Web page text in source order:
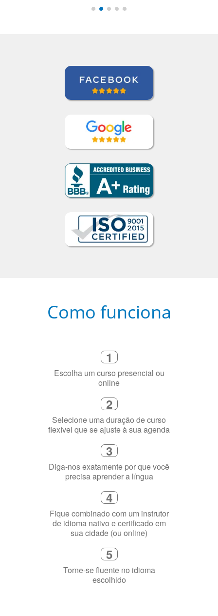
Como funciona
Escolha um curso presencial ou
online
Selecione uma duração de curso
flexível que se ajuste à sua agenda
Diga-nos exatamente por que você
precisa aprender a língua
Fique combinado com um instrutor
de idioma nativo e certificado em
sua cidade (ou online)
5
Torne-se fluente no idioma
escolhido